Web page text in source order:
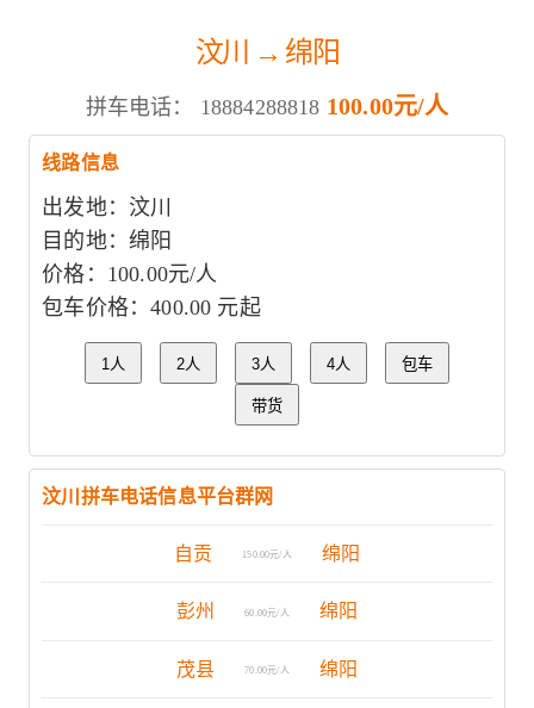
汶川 → 绵阳
拼车电话： 18884288818 100.00元/人
线路信息
出发地：汶川
目的地：绵阳
价格：100.00元/人
包车价格：400.00 元起
1人 2人 3人 4人 包车
带货
汶川拼车电话信息平台群网
自贡 150.00元/人 绵阳
彭州 60.00元/人 绵阳
茂县 70.00元/人 绵阳